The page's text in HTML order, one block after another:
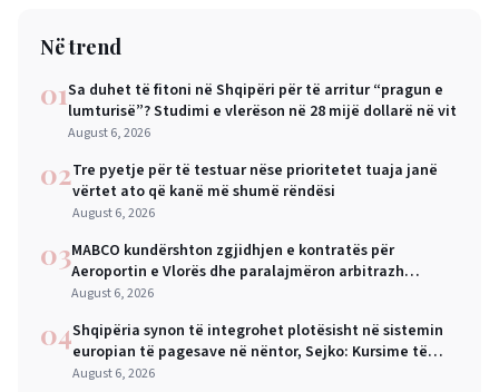
Në trend
01Sa duhet të fitoni në Shqipëri për të arritur “pragun e
lumturisë”? Studimi e vlerëson në 28 mijë dollarë në vit
August 6, 2026
02Tre pyetje për të testuar nëse prioritetet tuaja janë
vërtet ato që kanë më shumë rëndësi
August 6, 2026
03MABCO kundërshton zgjidhjen e kontratës për
Aeroportin e Vlorës dhe paralajmëron arbitrazh
ndërkombëtar
August 6, 2026
04Shqipëria synon të integrohet plotësisht në sistemin
europian të pagesave në nëntor, Sejko: Kursime të
mëdha për qytetarët dhe bizneset
August 6, 2026